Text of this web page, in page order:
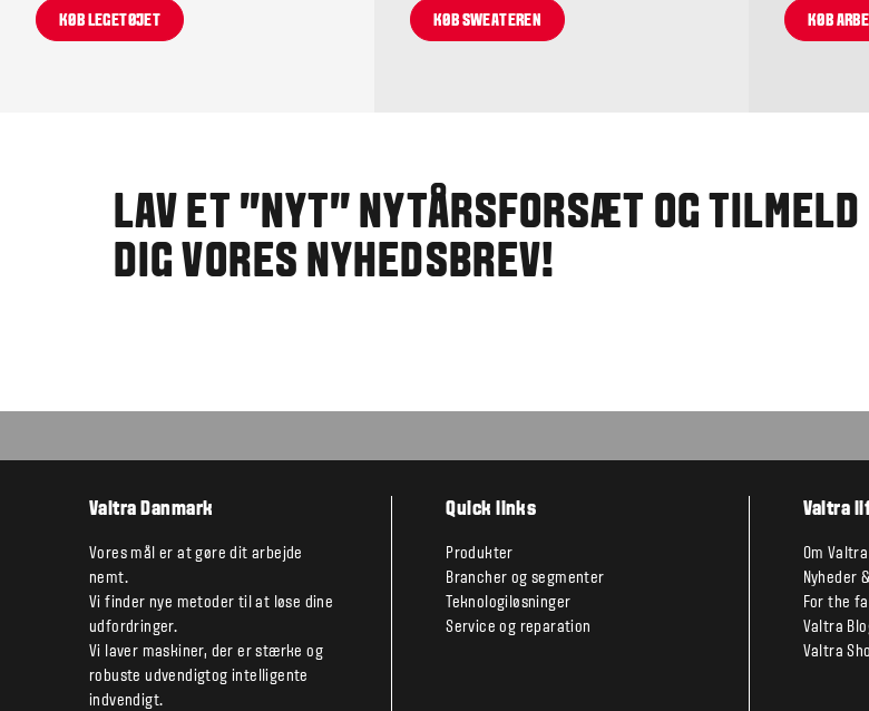
KØB LEGETØJET KØB SWEATEREN KØB
LAV ET "NYT" NYTÅRSFORSÆT OG TILMELD
DIG VORES NYHEDSBREV!
Valtra Danmark
Vores mål er at gøre dit arbejde
nemt.
Vi finder nye metoder til at løse dine
udfordringer.
Vi laver maskiner, der er stærke og
robuste udvendigtog intelligente
indvendigt.
Quick links
Produkter
Brancher og segmenter
Teknologiløsninger
Service og reparation
Valtra
Om Valtra
Nyheder
For the
Valtra
Valtra